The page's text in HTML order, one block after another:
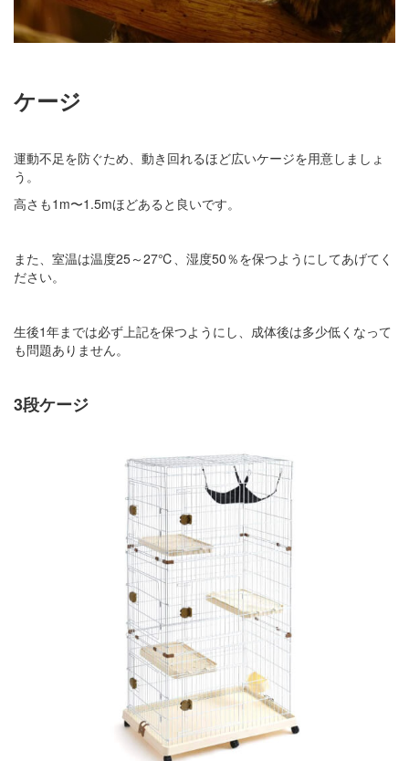
ケージ
運動不足を防ぐため、動き回れるほど広いケージを用意しましょ
う。
高さも1m〜1.5mほどあると良いです。
また、室温は温度25～27℃、湿度50％を保つようにしてあげてく
ださい。
生後1年までは必ず上記を保つようにし、成体後は多少低くなって
も問題ありません。
3段ケージ